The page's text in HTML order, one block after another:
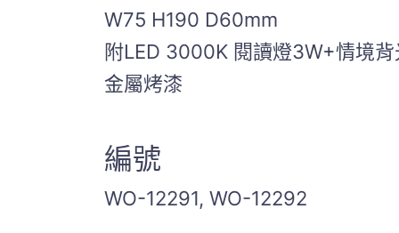
W75 H190 D60mm
附LED 3000K 閱讀燈3W+情境
金屬烤漆
編號
WO-12291, WO-12292